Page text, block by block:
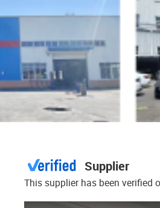
Supplier
This supplier has been verified